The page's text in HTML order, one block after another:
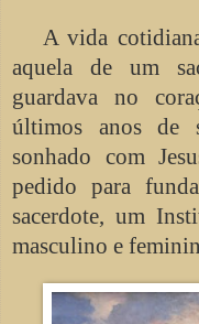
A vida
aquela de um
guardava no
últimos anos de
sonhado com
pedido para
sacerdote, um
masculino e